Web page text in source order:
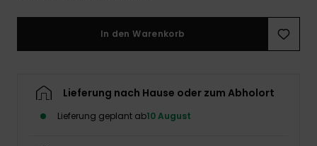
In den Warenkorb
Lieferung nach Hause oder zum Abholort
Lieferung geplant ab10 August